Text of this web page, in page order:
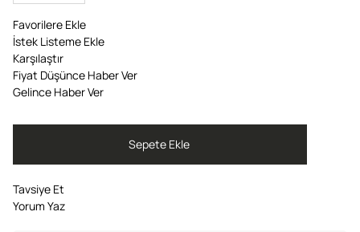
Favorilere Ekle
İstek Listeme Ekle
Karşılaştır
Fiyat Düşünce Haber Ver
Gelince Haber Ver
Tavsiye Et
Yorum Yaz